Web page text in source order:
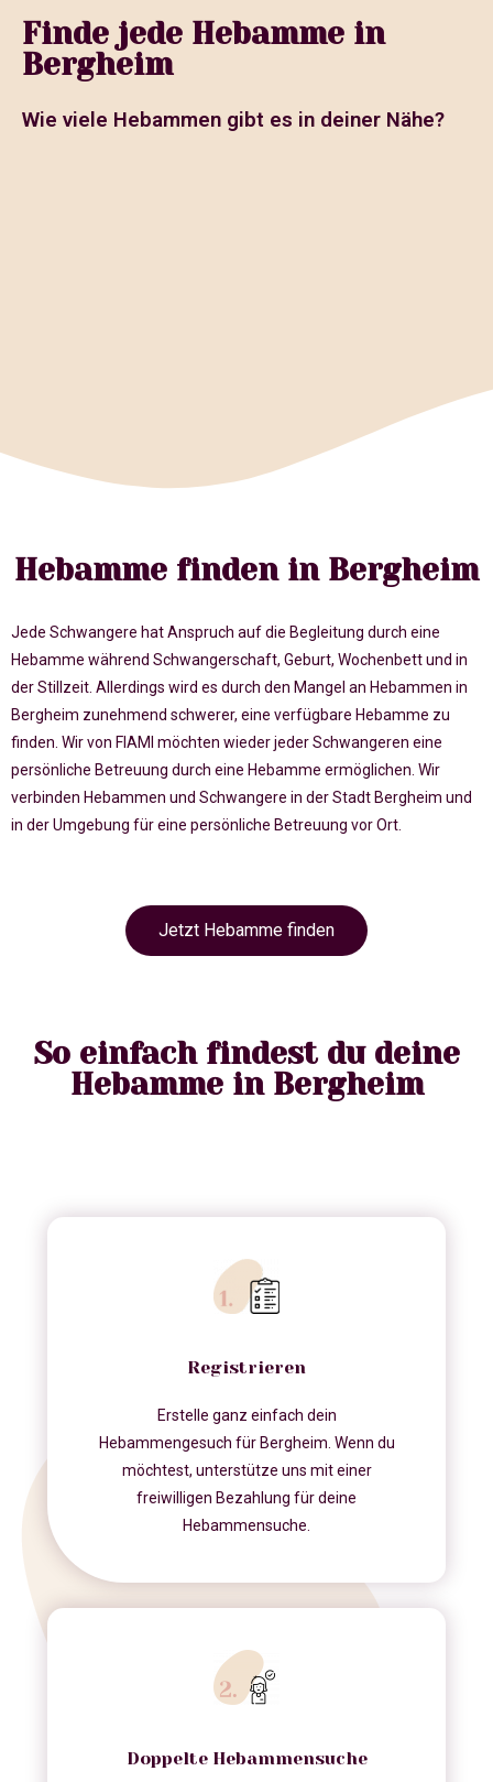
Finde jede Hebamme in
Bergheim
Wie viele Hebammen gibt es in deiner Nähe?
Hebamme finden in Bergheim
Jede Schwangere hat Anspruch auf die Begleitung durch eine
Hebamme während Schwangerschaft, Geburt, Wochenbett und in
der Stillzeit. Allerdings wird es durch den Mangel an Hebammen in
Bergheim zunehmend schwerer, eine verfügbare Hebamme zu
finden. Wir von FIAMI möchten wieder jeder Schwangeren eine
persönliche Betreuung durch eine Hebamme ermöglichen. Wir
verbinden Hebammen und Schwangere in der Stadt Bergheim und
in der Umgebung für eine persönliche Betreuung vor Ort.
Jetzt Hebamme finden
So einfach findest du deine
Hebamme in Bergheim
Registrieren
Erstelle ganz einfach dein
Hebammengesuch für Bergheim. Wenn du
möchtest, unterstütze uns mit einer
freiwilligen Bezahlung für deine
Hebammensuche.
Doppelte Hebammensuche